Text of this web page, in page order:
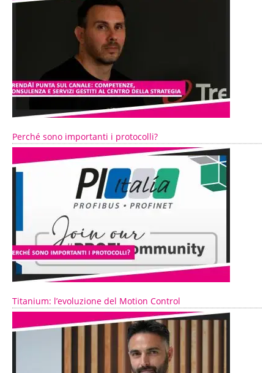
Perché sono importanti i protocolli?
Titanium: l’evoluzione del Motion Control